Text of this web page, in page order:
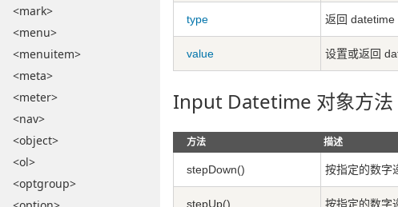
<mark>
<menu>
<menuitem>
<meta>
<meter>
<nav>
<object>
<ol>
<optgroup>
type 返回 datetime
value 设置或返回
Input Datetime 对象方法
方法 描述
stepDown() 按指定的数字
stepUp() 按指定的数字